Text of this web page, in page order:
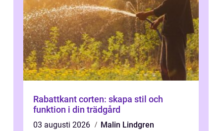
Rabattkant corten: skapa stil och
funktion i din trädgård
03 augusti 2026
Malin Lindgren